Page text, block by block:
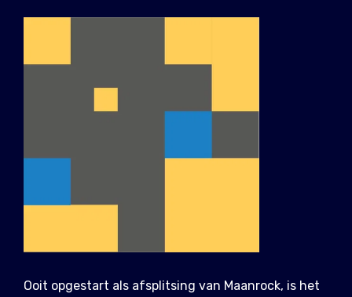
Ooit opgestart als afsplitsing van Maanrock, is het